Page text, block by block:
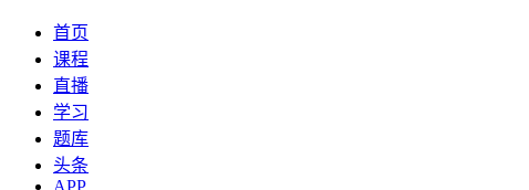
首页
课程
直播
学习
题库
头条
APP